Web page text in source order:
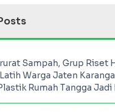
Sampah, Grup Riset
Warga Jaten
Rumah Tangga Jadi